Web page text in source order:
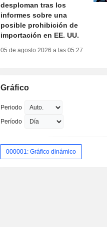
desploman tras los
informes sobre una
posible prohibición de
importación en EE. UU.
05 de agosto 2026 a las 05:27
Gráfico
Periodo
Período
000001: Gráfico dinámico